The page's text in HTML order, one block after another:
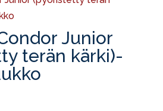
Junior
terän kärki)-